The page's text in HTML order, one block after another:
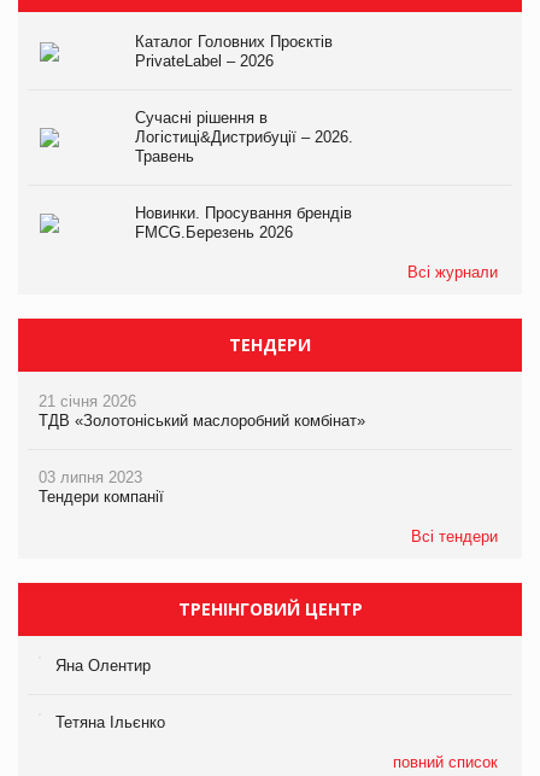
Каталог Головних Проєктів
PrivateLabel – 2026
Сучасні рішення в
Логістиці&Дистрибуції – 2026.
Травень
Новинки. Просування брендів
FMCG.Березень 2026
Всі журнали
ТЕНДЕРИ
21 січня 2026
ТДВ «Золотоніський маслоробний комбінат»
03 липня 2023
Тендери компанії
Всі тендери
ТРЕНІНГОВИЙ ЦЕНТР
Яна Олентир
Тетяна Ільєнко
повний список